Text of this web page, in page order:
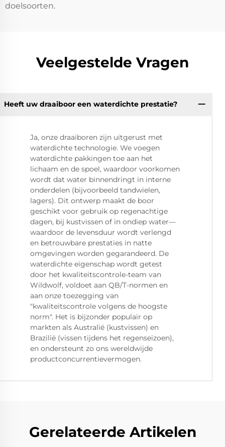
doelsoorten.
Veelgestelde Vragen
Heeft uw draaiboor een waterdichte prestatie?
Ja, onze draaiboren zijn uitgerust met
waterdichte technologie. We voegen
waterdichte pakkingen toe aan het
lichaam en de spoel, waardoor voorkomen
wordt dat water binnendringt in interne
onderdelen (bijvoorbeeld tandwielen,
lagers). Dit ontwerp maakt de boor
geschikt voor gebruik op regenachtige
dagen, bij kustvissen of in ondiep water—
waardoor de levensduur wordt verlengd
en betrouwbare prestaties in natte
omgevingen worden gegarandeerd. De
waterdichte eigenschap wordt getest
door het kwaliteitscontrole-team van
Wildwolf, voldoet aan QB/T-normen en
aan onze toezegging van
"kwaliteitscontrole volgens de hoogste
norm". Het is bijzonder populair op
markten als Australië (kustvissen) en
Brazilië (vissen tijdens het regenseizoen),
en ondersteunt zo ons wereldwijde
productconcurrentievermogen.
Gerelateerde Artikelen